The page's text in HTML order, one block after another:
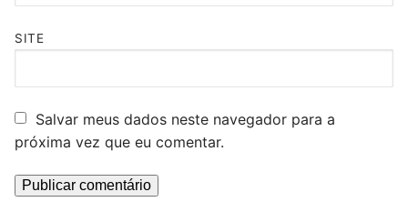
SITE
Salvar meus dados neste navegador para a
próxima vez que eu comentar.